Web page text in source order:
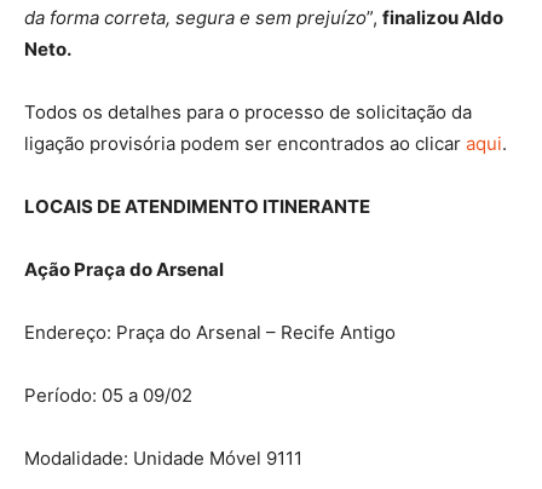
da forma correta, segura e sem prejuízo”, finalizou Aldo
Neto.
Todos os detalhes para o processo de solicitação da
ligação provisória podem ser encontrados ao clicar aqui.
LOCAIS DE ATENDIMENTO ITINERANTE
Ação Praça do Arsenal
Endereço: Praça do Arsenal – Recife Antigo
Período: 05 a 09/02
Modalidade: Unidade Móvel 9111